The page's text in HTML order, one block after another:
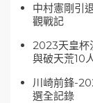
中村憲剛引
觀戰記
2023天皇杯
與破天荒10
川崎前鋒-
選全記錄